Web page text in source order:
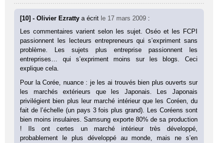
[10] - Olivier Ezrattya écrit le 17 mars 2009 :
Les commentaires varient selon les sujet. Oséo et les FCPI
passionnent les lecteurs entrepreneurs qui s’expriment sans
problème. Les sujets plus entreprise passionnent les
entreprises… qui s’expriment moins sur les blogs. Ceci
explique cela.
Pour la Corée, nuance : je les ai trouvés bien plus ouverts sur
les marchés extérieurs que les Japonais. Les Japonais
privilégient bien plus leur marché intérieur que les Coréen, du
fait de l’échelle (un pays 3 fois plus grand). Les Coréens sont
bien moins insulaires. Samsung exporte 80% de sa production
! Ils ont certes un marché intérieur très développé,
probablement le plus développé au monde, mais ne s’en